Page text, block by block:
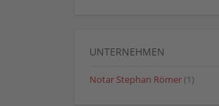
UNTERNEHMEN
Notar Stephan Römer (1)